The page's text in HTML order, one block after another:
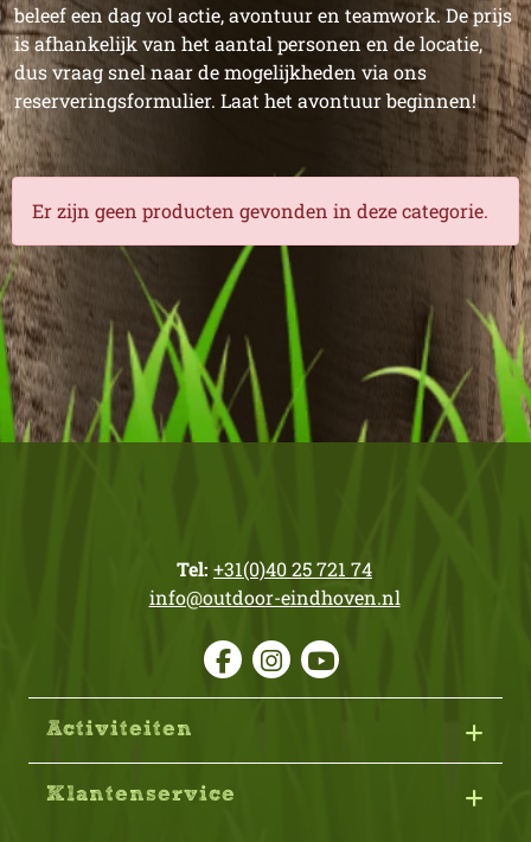
beleef een dag vol actie, avontuur en teamwork. De prijs
is afhankelijk van het aantal personen en de locatie,
dus vraag snel naar de mogelijkheden via ons
reserveringsformulier. Laat het avontuur beginnen!
Er zijn geen producten gevonden in deze categorie.
Tel: +31(0)40 25 721 74
info@outdoor-eindhoven.nl
Activiteiten
Klantenservice